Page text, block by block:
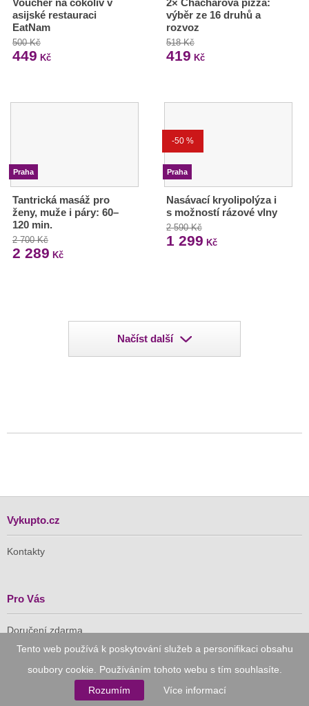
Tento web používá k poskytování služeb a personifikaci obsahu
soubory cookie. Používáním tohoto webu s tím souhlasíte.
Rozumím
Více informací
Voucher na cokoliv v
asijské restauraci
EatNam
500 Kč
449 Kč
2× Chacharova pizza:
výběr ze 16 druhů a
rozvoz
518 Kč
419 Kč
Praha
Tantrická masáž pro
ženy, muže i páry: 60–
120 min.
2 700 Kč
2 289 Kč
-50 %
Praha
Nasávací kryolipolýza i
s možností rázové vlny
2 590 Kč
1 299 Kč
Načíst další
Vykupto.cz
Kontakty
Pro Vás
Doručení zdarma
Vykupto na Facebooku
Důvěryhodný nákup